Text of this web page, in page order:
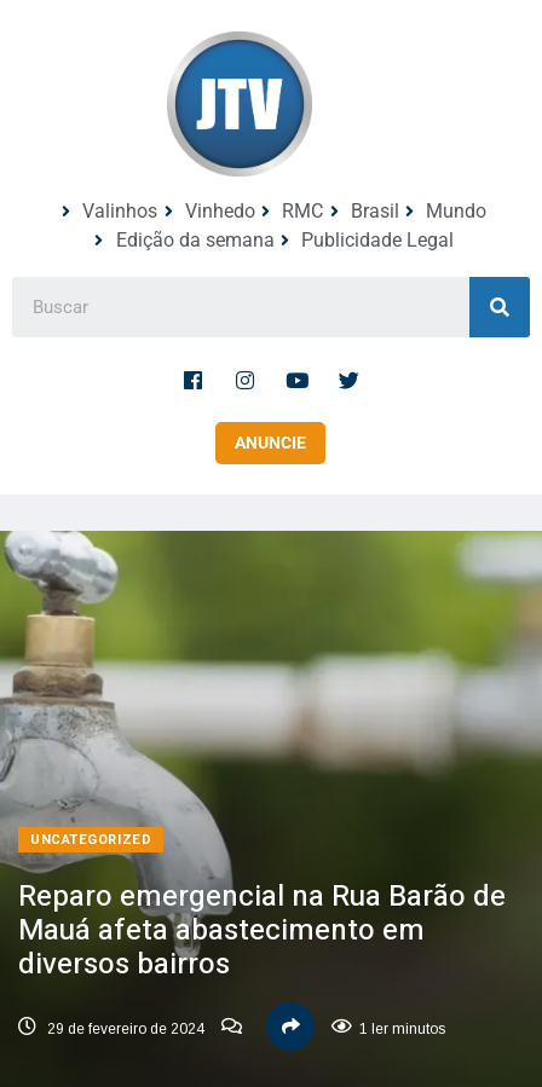
Valinhos Vinhedo RMC Brasil
Mundo
Edição da semana
Publicidade Legal
ANUNCIE
UNCATEGORIZED
Reparo emergencial na Rua Barão de
Mauá afeta abastecimento em
diversos bairros
29 de fevereiro de 2024 1 ler minutos